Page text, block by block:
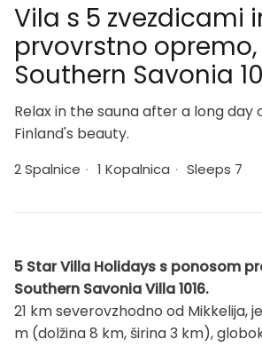
Vila s 5 zvezdicami
prvovrstno
Southern Savonia
Relax in the sauna after a long day
Finland's beauty.
2 Spalnice · 1 Kopalnica · Sleeps 7
5 Star Villa Holidays s ponosom
Southern Savonia Villa 1016.
21 km severovzhodno od Mikkelija,
m (dolžina 8 km, širina 3 km),